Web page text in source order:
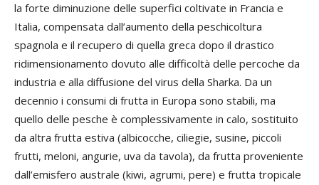
la forte diminuzione delle superfici coltivate in Francia e
Italia, compensata dall’aumento della peschicoltura
spagnola e il recupero di quella greca dopo il drastico
ridimensionamento dovuto alle difficoltà delle percoche da
industria e alla diffusione del virus della Sharka. Da un
decennio i consumi di frutta in Europa sono stabili, ma
quello delle pesche è complessivamente in calo, sostituito
da altra frutta estiva (albicocche, ciliegie, susine, piccoli
frutti, meloni, angurie, uva da tavola), da frutta proveniente
dall’emisfero australe (kiwi, agrumi, pere) e frutta tropicale